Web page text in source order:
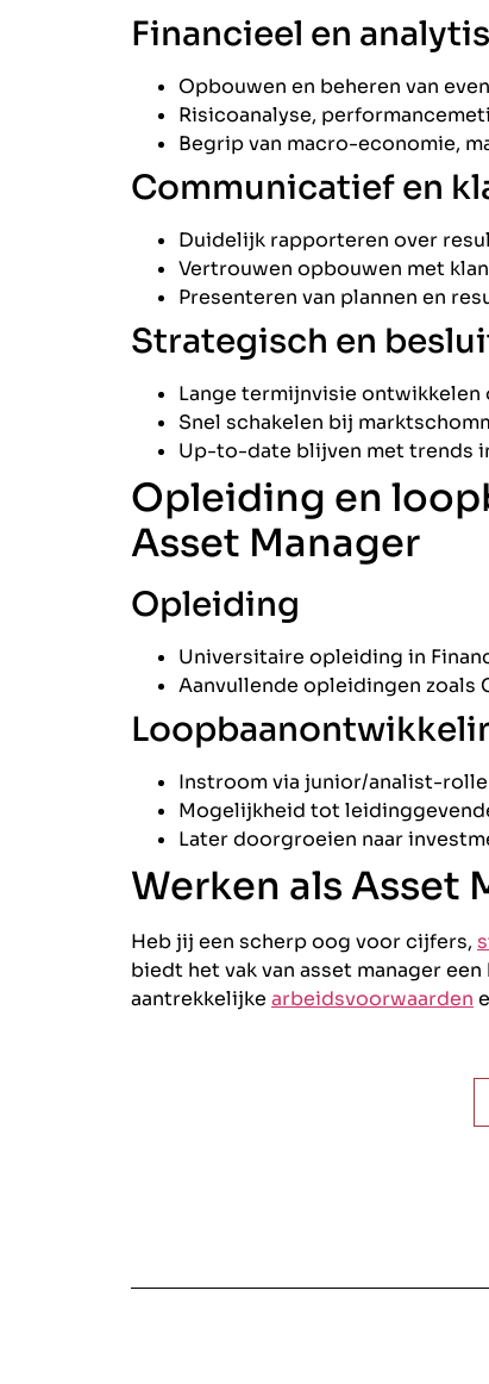
Financieel en
Opbouwen en beheren van
Risicoanalyse,
Begrip van macro-economie,
Communicatief en
Duidelijk rapporteren over
Vertrouwen opbouwen met
Presenteren van plannen en
Strategisch en
Lange termijnvisie ontwikkelen
Snel schakelen bij
Up-to-date blijven met trends
Opleiding en
Asset Manager
Opleiding
Universitaire opleiding in
Aanvullende opleidingen zoals
Instroom via junior/analist-
Mogelijkheid tot
Later doorgroeien naar
Werken als Asset
Heb jij een scherp oog voor cijfers,
biedt het vak van asset manager
aantrekkelijke arbeidsvoorwaarden